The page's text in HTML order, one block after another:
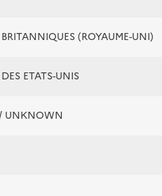
BRITANNIQUES (ROYAUME-UNI)
ETATS-UNIS
UNKNOWN